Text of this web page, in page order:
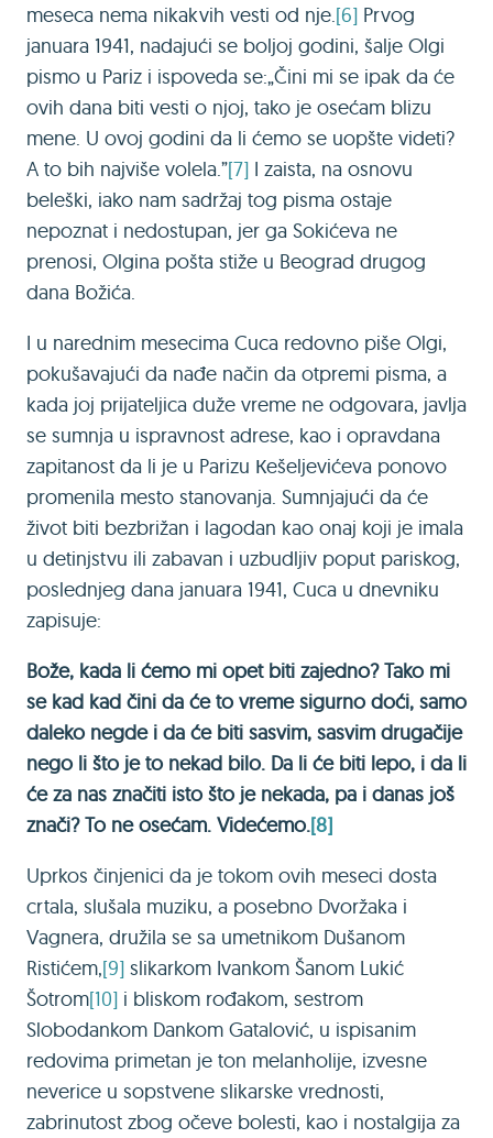
meseca nema nikakvih vesti od nje.[6] Prvog
januara 1941, nadajući se boljoj godini, šalje Olgi
pismo u Pariz i ispoveda se:„Čini mi se ipak da će
ovih dana biti vesti o njoj, tako je osećam blizu
mene. U ovoj godini da li ćemo se uopšte videti?
A to bih najviše volela.”[7] I zaista, na osnovu
beleški, iako nam sadržaj tog pisma ostaje
nepoznat i nedostupan, jer ga Sokićeva ne
prenosi, Olgina pošta stiže u Beograd drugog
dana Božića.
I u narednim mesecima Cuca redovno piše Olgi,
pokušavajući da nađe način da otpremi pisma, a
kada joj prijateljica duže vreme ne odgovara, javlja
se sumnja u ispravnost adrese, kao i opravdana
zapitanost da li je u Parizu Кešeljevićeva ponovo
promenila mesto stanovanja. Sumnjajući da će
život biti bezbrižan i lagodan kao onaj koji je imala
u detinjstvu ili zabavan i uzbudljiv poput pariskog,
poslednjeg dana januara 1941, Cuca u dnevniku
zapisuje:
Bože, kada li ćemo mi opet biti zajedno? Tako mi
se kad kad čini da će to vreme sigurno doći, samo
daleko negde i da će biti sasvim, sasvim drugačije
nego li što je to nekad bilo. Da li će biti lepo, i da li
će za nas značiti isto što je nekada, pa i danas još
znači? To ne osećam. Videćemo.[8]
Uprkos činjenici da je tokom ovih meseci dosta
crtala, slušala muziku, a posebno Dvoržaka i
Vagnera, družila se sa umetnikom Dušanom
Ristićem,[9] slikarkom Ivankom Šanom Lukić
Šotrom[10] i bliskom rođakom, sestrom
Slobodankom Dankom Gatalović, u ispisanim
redovima primetan je ton melanholije, izvesne
neverice u sopstvene slikarske vrednosti,
zabrinutost zbog očeve bolesti, kao i nostalgija za